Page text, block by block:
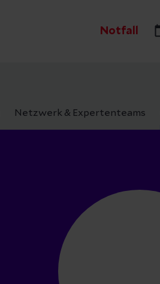
Notfall
Netzwerk & Expertenteams